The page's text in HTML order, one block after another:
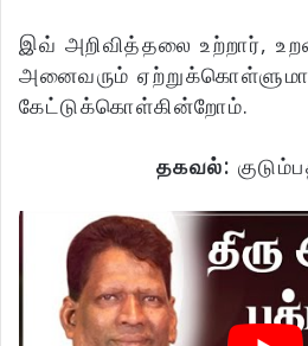
இவ் அறிவித்தலை உற்றார்,
அனைவரும்
கேட்டுக்கொள்கின்றோம்.
தகவல்: